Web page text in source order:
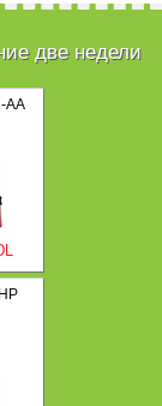
две недели
AA